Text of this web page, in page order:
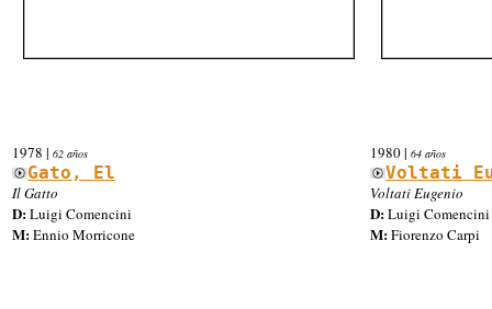
1978 | 62 años
Gato, El
Il Gatto
D:Luigi Comencini
M:Ennio Morricone
1980| 64 años
Voltati
Voltati Eugenio
D:Luigi Comencini
M:Fiorenzo Carpi